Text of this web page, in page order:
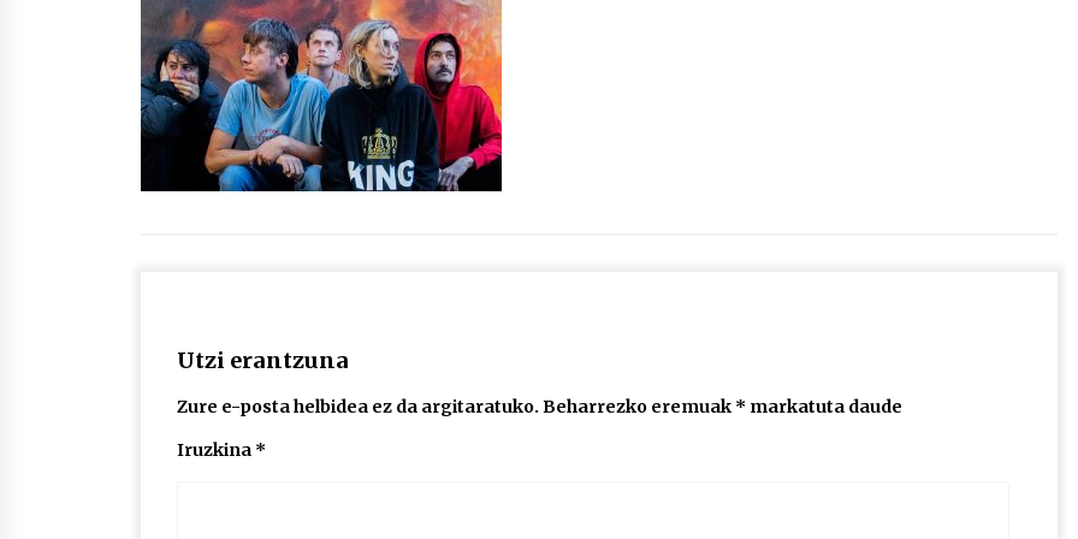
protagonista
2026/07/16
POTTO: San Pedro jaietako bertso-
saioa
2026/07/09
Utzi erantzuna
Zure e-posta helbidea ez da argitaratuko. Beharrezko eremuak * markatuta daude
Iruzkina *